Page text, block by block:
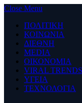
Close Menu
ΠΟΛΙΤΙΚΗ
ΚΟΙΝΩΝΙΑ
ΔΙΕΘΝΗ
MEDIA
ΟΙΚΟΝΟΜΙΑ
VIRAL TRENDS
ΥΓΕΙΑ
ΤΕΧΝΟΛΟΓΙΑ